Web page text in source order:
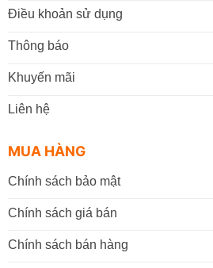
Điều khoản sử dụng
Thông báo
Khuyến mãi
Liên hệ
MUA HÀNG
Chính sách bảo mật
Chính sách giá bán
Chính sách bán hàng